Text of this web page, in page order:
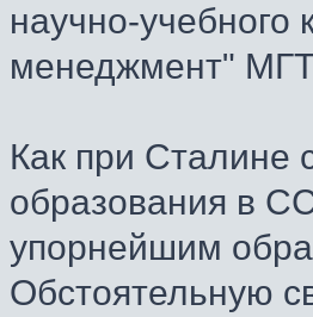
научно-
менеджмент"
Как при Сталине
образования в
упорнейшим
Обстоятельную